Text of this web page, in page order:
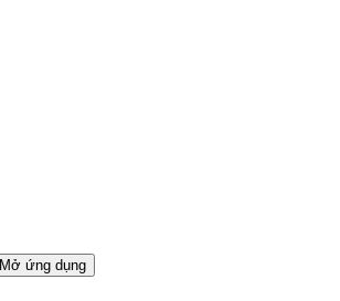
Mở ứng dụng